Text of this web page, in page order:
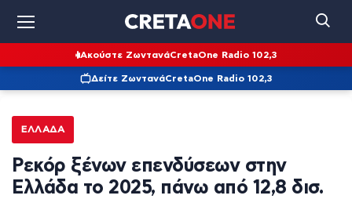
Ακούστε ΖωντανάCretaOne Radio 102,3
Δείτε ΖωντανάCretaOne Radio 102,3
ΕΛΛΆΔΑ
Ρεκόρ ξένων επενδύσεων στην
Ελλάδα το 2025, πάνω από 12,8 δισ.